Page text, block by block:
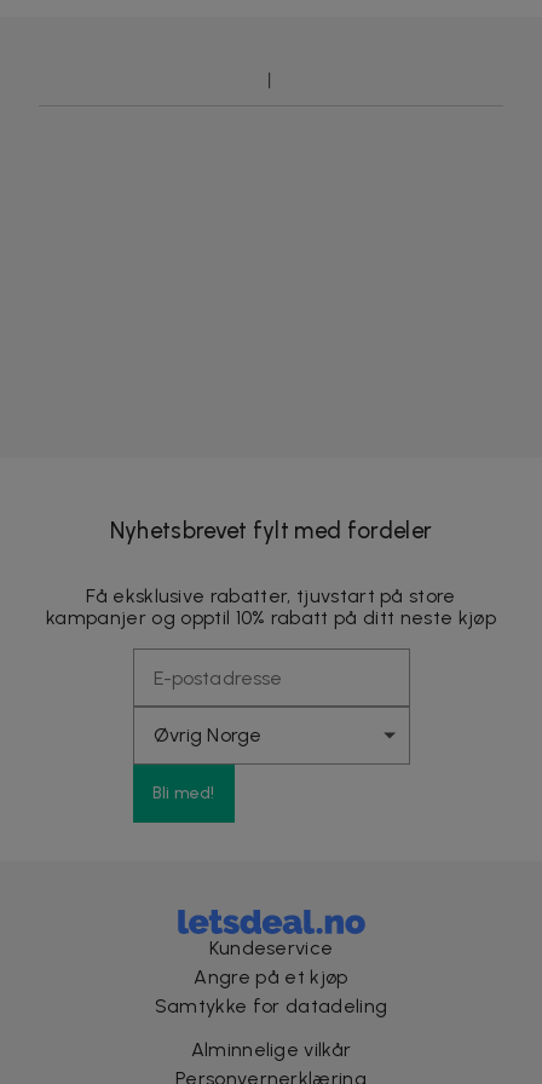
Nyhetsbrevet fylt med fordeler
Få eksklusive rabatter, tjuvstart på store
kampanjer og opptil 10% rabatt på ditt neste kjøp
Bli med!
Kundeservice
Angre på et kjøp
Samtykke for datadeling
Alminnelige vilkår
Personvernerklæring